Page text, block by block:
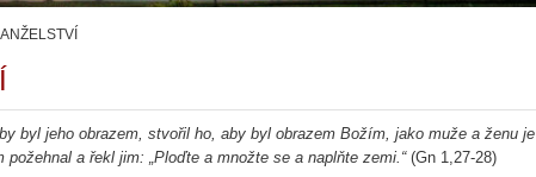
byl jeho obrazem, stvořil ho, aby byl obrazem Božím, jako muže a ženu je
požehnal a řekl jim: „Ploďte a množte se a naplňte zemi.“(Gn 1,27-28)